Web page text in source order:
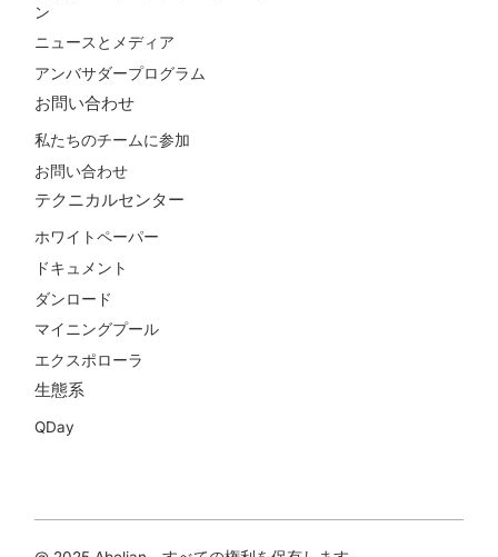
ン
ニュースとメディア
アンバサダープログラム
お問い合わせ
私たちのチームに参加
お問い合わせ
テクニカルセンター
ホワイトペーパー
ドキュメント
ダンロード
マイニングプール
エクスポローラ
生態系
QDay